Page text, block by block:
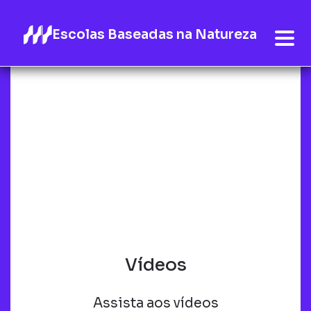
Escolas Baseadas na Natureza
Vídeos
Assista aos vídeos